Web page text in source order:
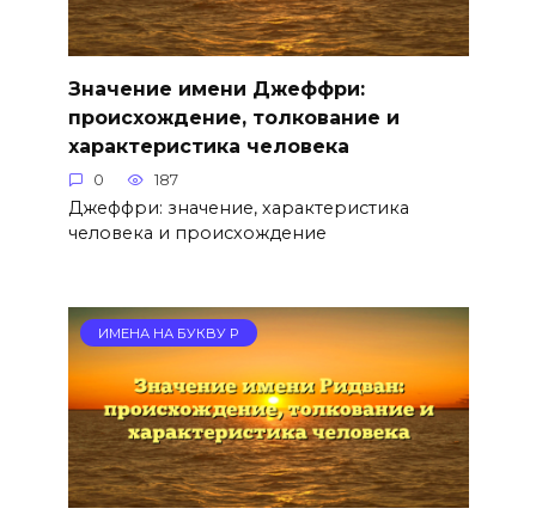
Значение имени Джеффри:
происхождение, толкование и
характеристика человека
0 187
Джеффри: значение, характеристика
человека и происхождение
ИМЕНА НА БУКВУ Р